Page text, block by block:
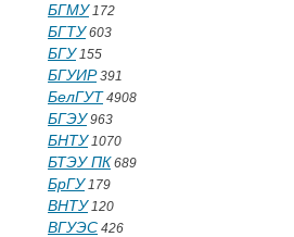
БГМУ172
БГТУ603
БГУ155
БГУИР391
БелГУТ 4908
БГЭУ963
БНТУ1070
БТЭУ ПК 689
БрГУ179
ВНТУ120
ВГУЭС 426